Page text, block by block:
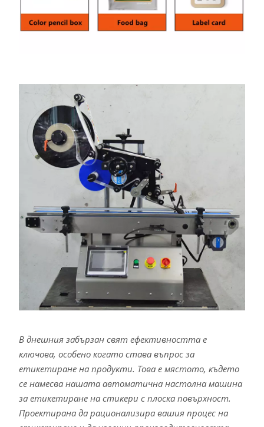
В днешния забързан свят ефективността е
ключова, особено когато става въпрос за
етикетиране на продукти. Това е мястото, където
се намесва нашата автоматична настолна машина
за етикетиране на стикери с плоска повърхност.
Проектирана да рационализира вашия процес на